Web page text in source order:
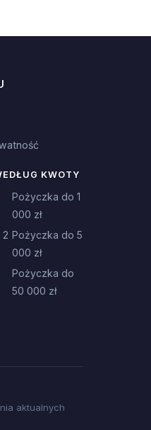
KWOTY
Pożyczka do 1
000 zł
Pożyczka do 5
000 zł
Pożyczka do
50 000 zł
aktualnych